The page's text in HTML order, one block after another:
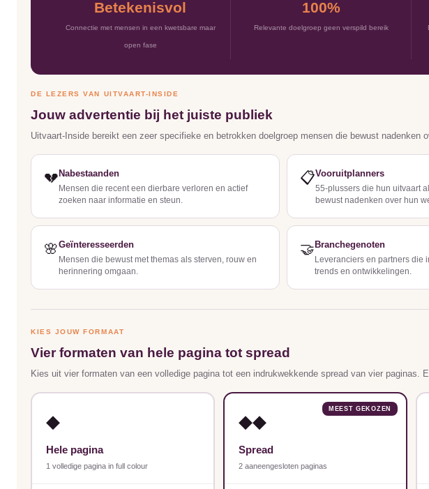
Betekenisvol
Connectie met mensen in een kwetsbare maar
open fase
100%
Relevante doelgroep geen verspild bereik
DE LEZERS VAN UITVAART-INSIDE
Jouw advertentie bij het juiste publiek
Uitvaart-Inside bereikt een zeer specifieke en betrokken doelgroep mensen die bewust nadenken
💔Nabestaanden
Mensen die recent een dierbare verloren en actief
zoeken naar informatie en steun.
📋Vooruitplanners
55-plussers die hun uitvaart
bewust nadenken over hun
🌸Geïnteresseerden
Mensen die bewust met themas als sterven, rouw en
herinnering omgaan.
🤝Branchegenoten
Leveranciers en partners die
trends en ontwikkelingen.
KIES JOUW FORMAAT
Vier formaten van hele pagina tot spread
Kies uit vier formaten van een volledige pagina tot een indrukwekkende spread van vier paginas.
◆
Hele pagina
1 volledige pagina in full colour
MEEST GEKOZEN
◆◆
Spread
2 aaneengesloten paginas